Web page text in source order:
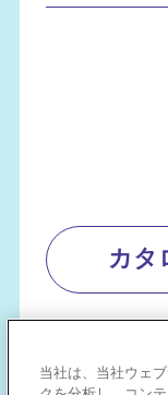
カタ
当社は、当社ウェ